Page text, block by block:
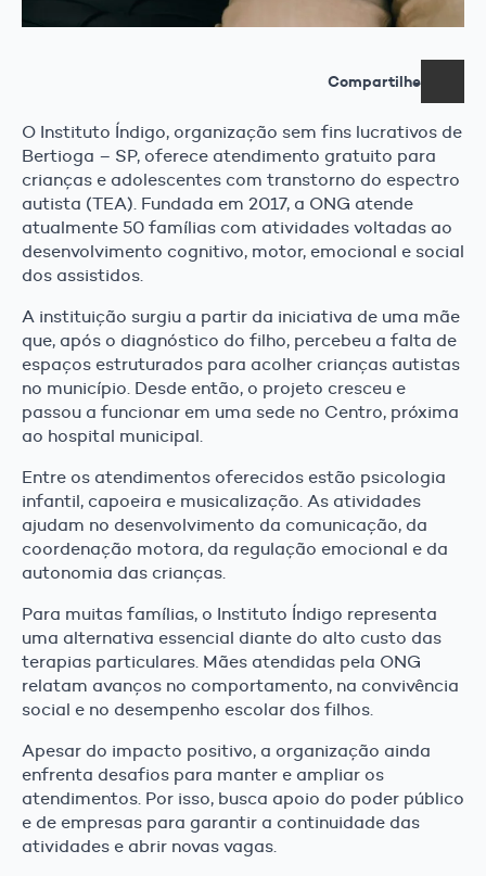
Compartilhe
O Instituto Índigo, organização sem fins lucrativos de
Bertioga – SP, oferece atendimento gratuito para
crianças e adolescentes com transtorno do espectro
autista (TEA). Fundada em 2017, a ONG atende
atualmente 50 famílias com atividades voltadas ao
desenvolvimento cognitivo, motor, emocional e social
dos assistidos.
A instituição surgiu a partir da iniciativa de uma mãe
que, após o diagnóstico do filho, percebeu a falta de
espaços estruturados para acolher crianças autistas
no município. Desde então, o projeto cresceu e
passou a funcionar em uma sede no Centro, próxima
ao hospital municipal.
Entre os atendimentos oferecidos estão psicologia
infantil, capoeira e musicalização. As atividades
ajudam no desenvolvimento da comunicação, da
coordenação motora, da regulação emocional e da
autonomia das crianças.
Para muitas famílias, o Instituto Índigo representa
uma alternativa essencial diante do alto custo das
terapias particulares. Mães atendidas pela ONG
relatam avanços no comportamento, na convivência
social e no desempenho escolar dos filhos.
Apesar do impacto positivo, a organização ainda
enfrenta desafios para manter e ampliar os
atendimentos. Por isso, busca apoio do poder público
e de empresas para garantir a continuidade das
atividades e abrir novas vagas.